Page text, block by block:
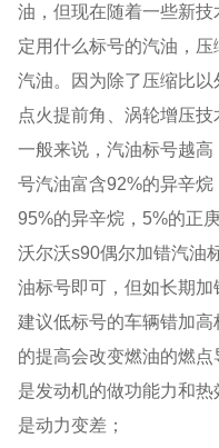
油，但现在随着一些新
定用什么标号的汽油，
汽油。因为除了压缩比
点火提前角、涡轮增压技
一般来说，汽油标号越
号汽油富含92%的异辛
95%的异辛烷，5%的正庚
沃尔沃s90偶尔加错汽油
油标号即可，但如长期加
建议低标号的车辆错加
的提高会改变燃油的燃
是发动机的做功能力和
是动力变差；